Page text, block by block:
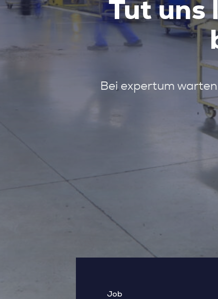
Tut uns
Bei expertum